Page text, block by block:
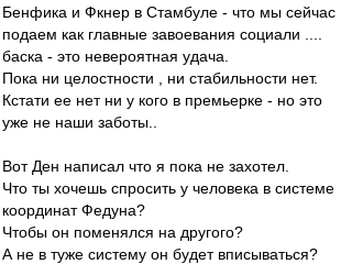
Бенфика и Фкнер в Стамбуле - что мы сейчас
подаем как главные завоевания социали ....
баска - это невероятная удача.
Пока ни целостности , ни стабильности нет.
Кстати ее нет ни у кого в премьерке - но это
уже не наши заботы..
Вот Ден написал что я пока не захотел.
Что ты хочешь спросить у человека в системе
координат Федуна?
Чтобы он поменялся на другого?
А не в туже систему он будет вписываться?